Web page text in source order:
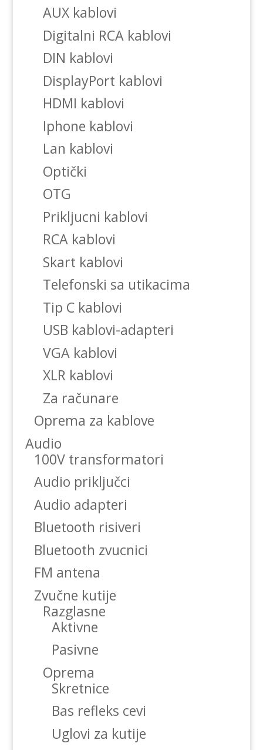
AUX kablovi
Digitalni RCA kablovi
DIN kablovi
DisplayPort kablovi
HDMI kablovi
Iphone kablovi
Lan kablovi
Optički
OTG
Prikljucni kablovi
RCA kablovi
Skart kablovi
Telefonski sa utikacima
Tip C kablovi
USB kablovi-adapteri
VGA kablovi
XLR kablovi
Za računare
Oprema za kablove
Audio
100V transformatori
Audio priključci
Audio adapteri
Bluetooth risiveri
Bluetooth zvucnici
FM antena
Zvučne kutije
Razglasne
Aktivne
Pasivne
Oprema
Skretnice
Bas refleks cevi
Uglovi za kutije